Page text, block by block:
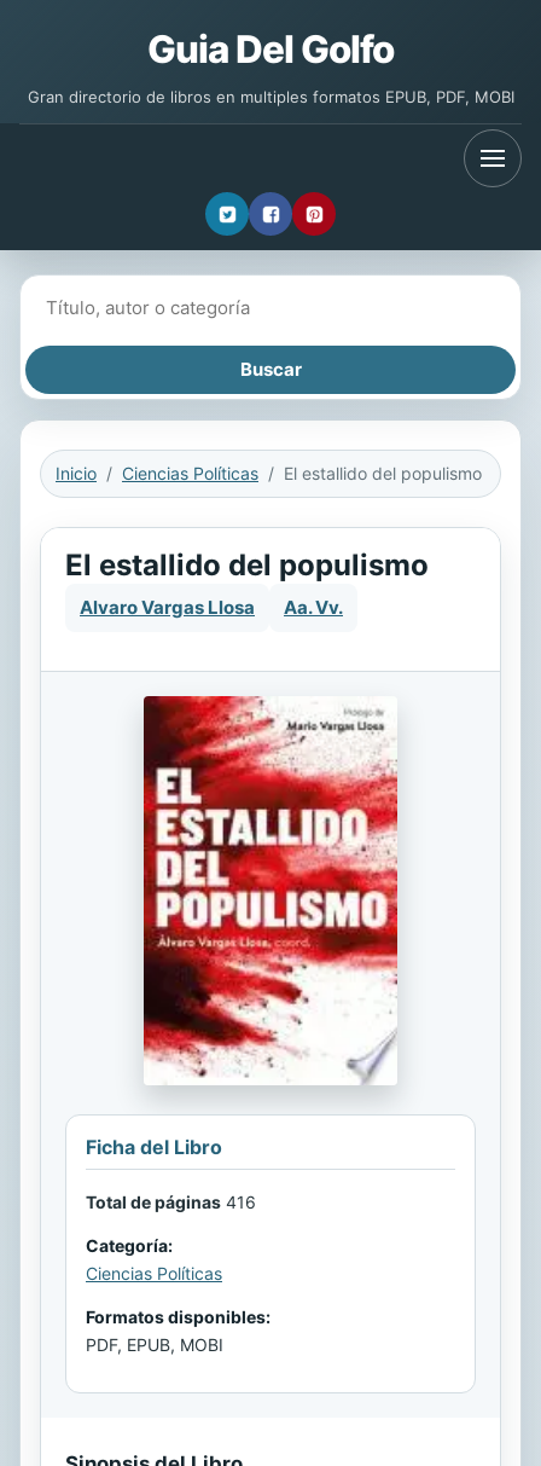
Guia Del Golfo
Gran directorio de libros en multiples formatos EPUB, PDF, MOBI
Inicio Ciencias Políticas El estallido del populismo
El estallido del populismo
Alvaro Vargas Llosa Aa. Vv.
Ficha del Libro
Total de páginas 416
Categoría:
Ciencias Políticas
Formatos disponibles:
PDF, EPUB, MOBI